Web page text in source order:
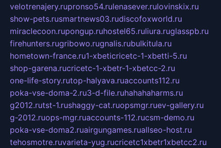
velotrenajery.rupronso54.rulenasever.rulovinskix.ru
show-pets.rusmartnews03.rudiscofoxworld.ru
miraclecoon.rupongup.ruhostel65.ruliura.ruglasspb.ru
firehunters.rugribowo.rugnalis.rubulkitula.ru
hometown-france.ru1-xbeticricetc-1-xbetti-5.ru
shop-garena.rucricetc-1-xbetr-1-xbetcc-2.ru
one-life-story.rutop-halyava.ruaccounts112.ru
poka-vse-doma-2.ru3-d-file.ruhahahaharms.ru
g2012.rutst-1.rushaggy-cat.ruopsmgr.ruev-gallery.ru
g-2012.ruops-mgr.ruaccounts-112.rucsm-demo.ru
poka-vse-doma2.ruairgungames.ruallseo-host.ru
tehosmotre.ruvarieta-yug.rucricetc1xbetr1xbetcc2.ru